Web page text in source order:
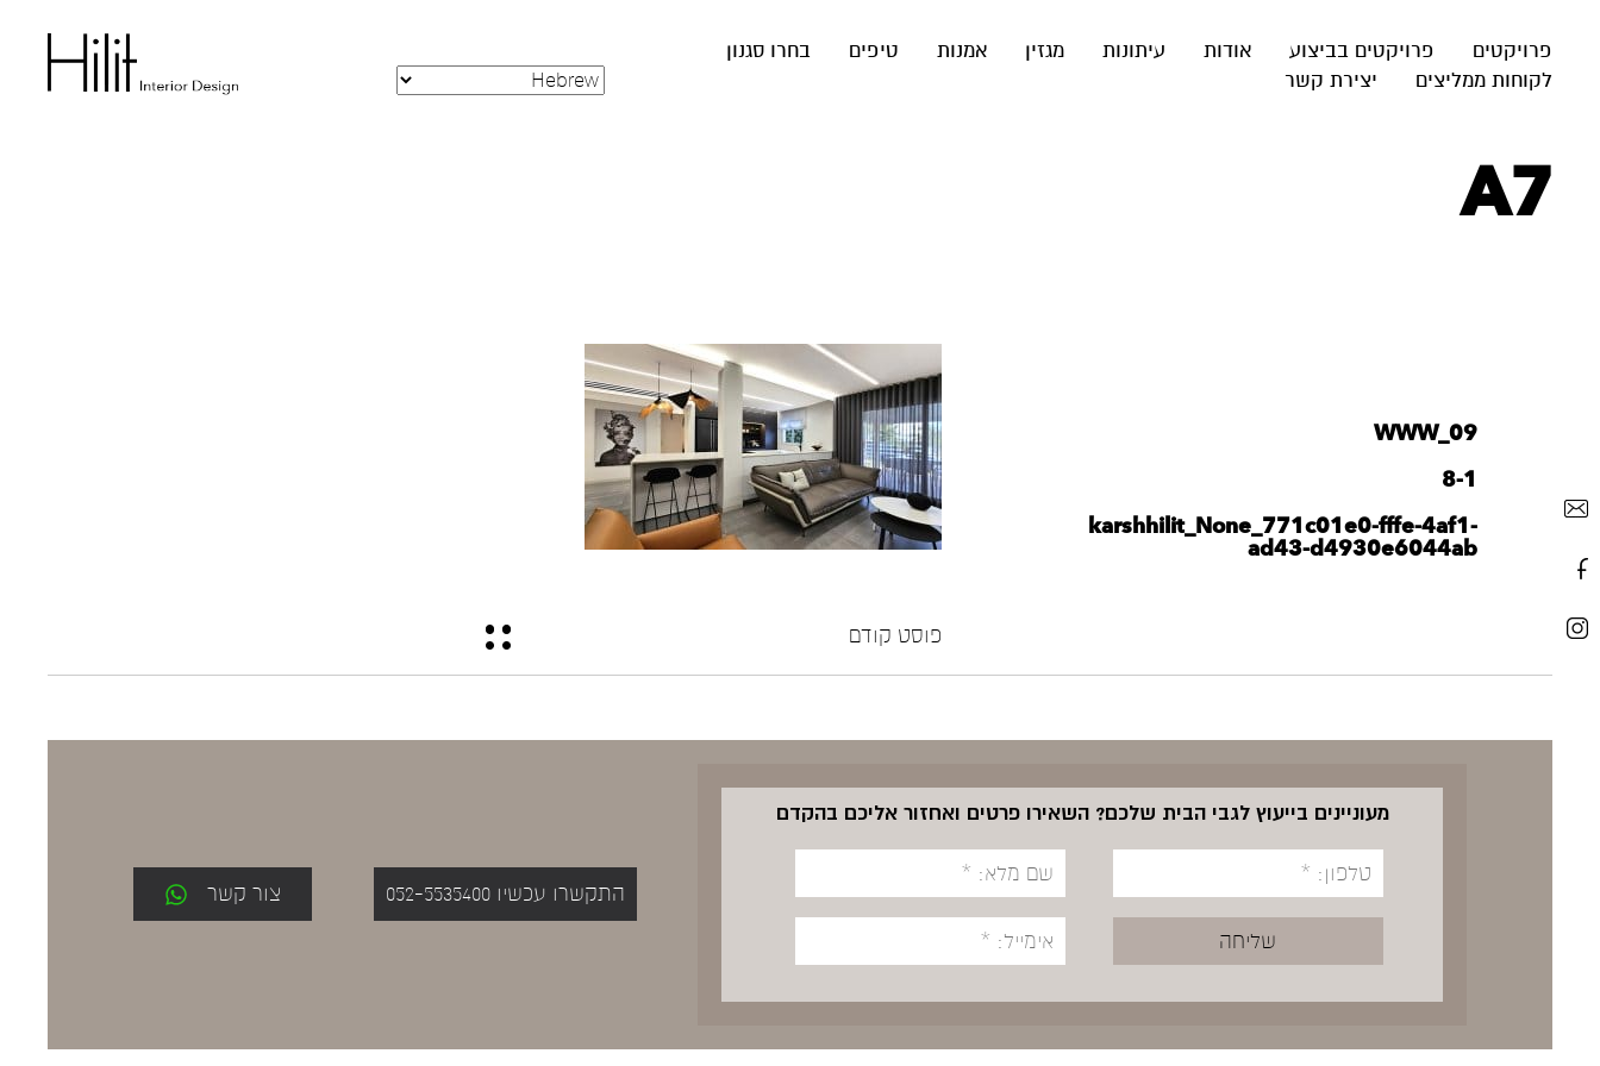
פרויקטים פרויקטים בביצוע אודות עיתונות מגזין אמנות טיפים
בחרו סגנון
לקוחות ממליצים
יצירת קשר
A7
WWW_09
8-1
karshhilit_None_771c01e0-fffe-4af1-
ad43-d4930e6044ab
פוסט קודם
מעוניינים בייעוץ לגבי הבית שלכם? השאירו פרטים ואחזור אליכם בהקדם
התקשרו עכשיו 052-5535400 צור קשר